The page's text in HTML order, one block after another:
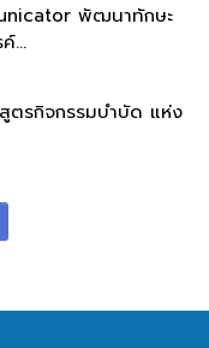
พัฒนาทักษะ
...
ตรกิจกรรมบำบัด แห่ง